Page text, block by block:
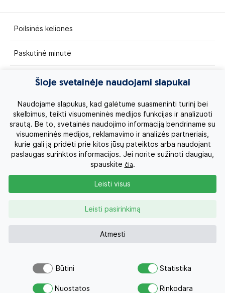
Poilsinės kelionės
Paskutinė minutė
Egzotinės kelionės
Kruizai
Kelionės po Lietuvą
Apie mus
Privatumo politika
Kontaktai
0 700 11007 Užklausa
Šioje svetainėje naudojami slapukai
Naudojame slapukus, kad galėtume suasmeninti turinį bei
skelbimus, teikti visuomeninės medijos funkcijas ir analizuoti
srautą. Be to, svetainės naudojimo informaciją bendriname su
visuomeninės medijos, reklamavimo ir analizės partneriais,
kurie gali ją pridėti prie kitos jūsų pateiktos arba naudojant
paslaugas surinktos informacijos. Jei norite sužinoti daugiau,
spauskite čia.
Atmesti
Leisti pasirinkimą
Leisti visus
Būtini Statistika
Nuostatos Rinkodara